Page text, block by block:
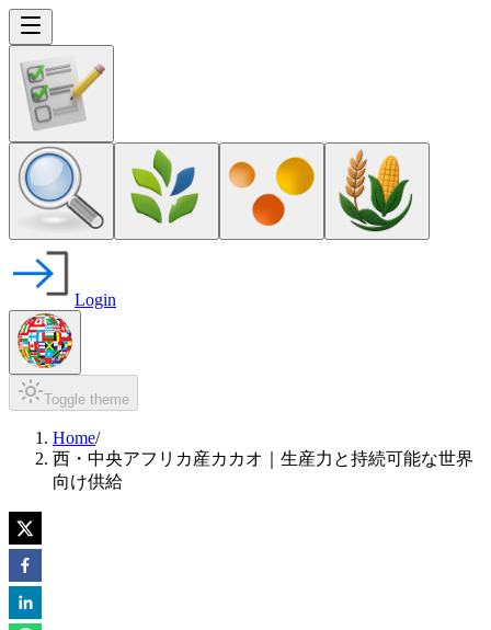
Login
Toggle theme
Home/
西・中央アフリカ産カカオ｜生産力と持続可能な世界
向け供給